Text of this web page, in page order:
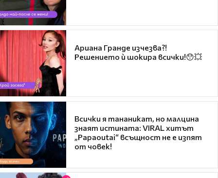
Ариана Гранде изчезва?!
Решението ѝ шокира всички!😯💥
Всички я тананикат, но малцина
знаят истината: VIRAL хитът
„Papaoutai“ всъщност не е изпят
от човек!